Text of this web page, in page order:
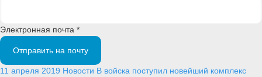
Электронная почта *
Отправить на почту
11 апреля 2019 Новости В войска поступил новейший комплекс